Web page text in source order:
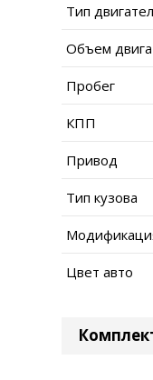
Тип
Пробег
КПП
Привод
Тип кузова
Цвет авто